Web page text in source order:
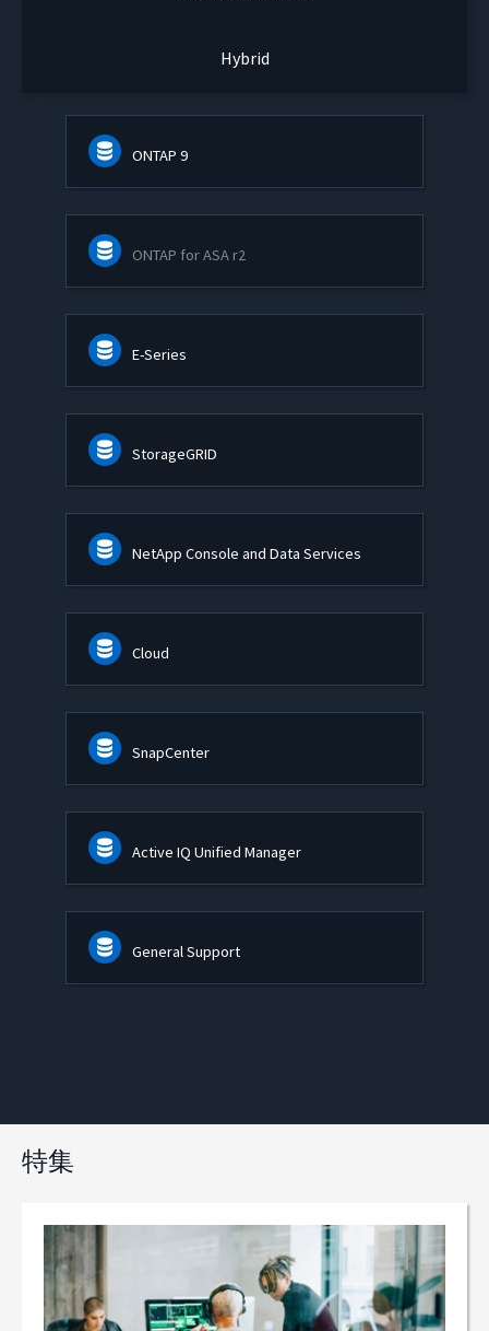
Hybrid
ONTAP 9
ONTAP for ASA r2
E-Series
StorageGRID
NetApp Console and Data Services
Cloud
SnapCenter
Active IQ Unified Manager
General Support
特集